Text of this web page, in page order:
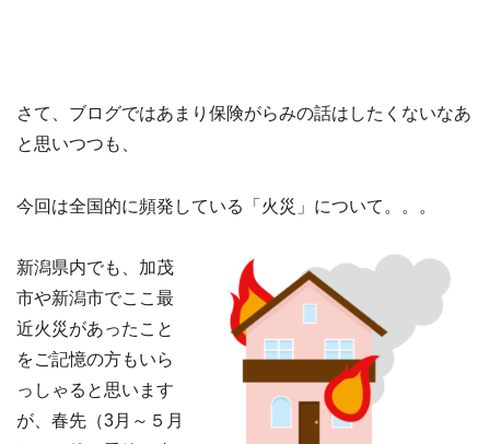
さて、ブログではあまり保険がらみの話はしたくないなあ
と思いつつも、
今回は全国的に頻発している「火災」について。。。
新潟県内でも、加茂
市や新潟市でここ最
近火災があったこと
をご記憶の方もいら
っしゃると思います
が、春先（3月～５月